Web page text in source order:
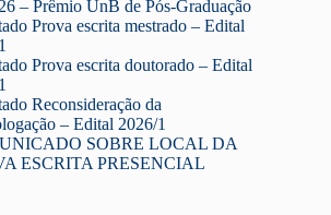
– Prêmio UnB de Pós-Graduação
Prova escrita mestrado – Edital
Prova escrita doutorado – Edital
Reconsideração da
– Edital 2026/1
SOBRE LOCAL DA
ESCRITA PRESENCIAL